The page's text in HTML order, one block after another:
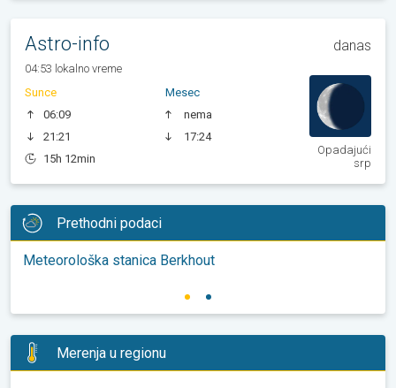
Astro-info danas
04:53 lokalno vreme
Sunce
06:09
21:21
15h 12min
Mesec
nema
17:24
Opadajući
srp
Prethodni podaci
Meteorološka stanica Berkhout
Merenja u regionu